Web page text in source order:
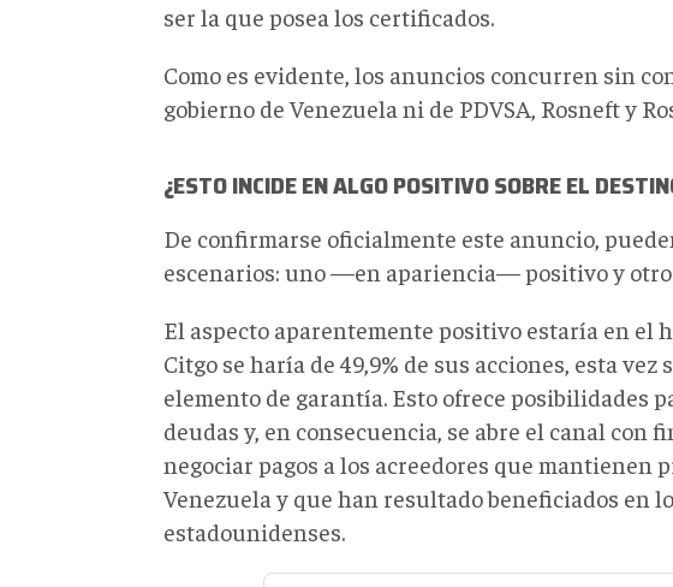
ser la que posea los certificados.
Como es evidente, los anuncios concurren sin
gobierno de Venezuela ni de PDVSA, Rosneft y
¿ESTO INCIDE EN ALGO POSITIVO SOBRE EL
De confirmarse oficialmente este anuncio,
escenarios: uno —en apariencia— positivo y
El aspecto aparentemente positivo estaría en el
Citgo se haría de 49,9% de sus acciones, esta
elemento de garantía. Esto ofrece posibilidades
deudas y, en consecuencia, se abre el canal con
negociar pagos a los acreedores que mantienen
Venezuela y que han resultado beneficiados en
estadounidenses.